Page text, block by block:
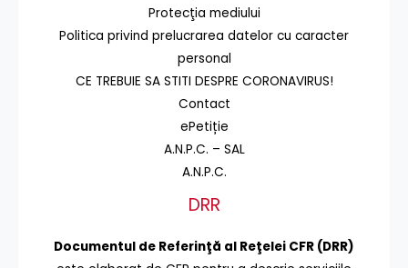
Protecţia mediului
Politica privind prelucrarea datelor cu caracter
personal
CE TREBUIE SA STITI DESPRE CORONAVIRUS!
Contact
ePetiție
A.N.P.C. – SAL
A.N.P.C.
DRR
Documentul de Referinţă al Reţelei CFR (DRR)